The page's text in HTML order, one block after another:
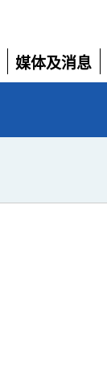
媒体及消息
展